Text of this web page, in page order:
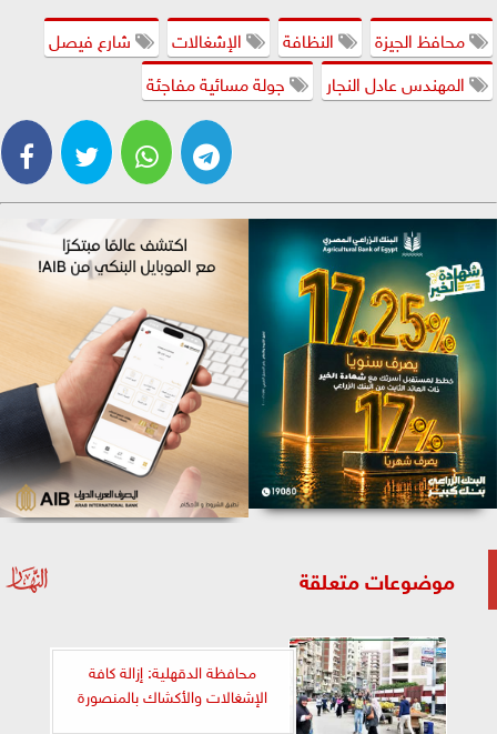
محافظ الجيزة
النظافة الإشغالات
شارع فيصل
المهندس عادل النجار
جولة مسائية مفاجئة
موضوعات متعلقة
محافظة الدقهلية: إزالة كافة
الإشغالات والأكشاك بالمنصورة